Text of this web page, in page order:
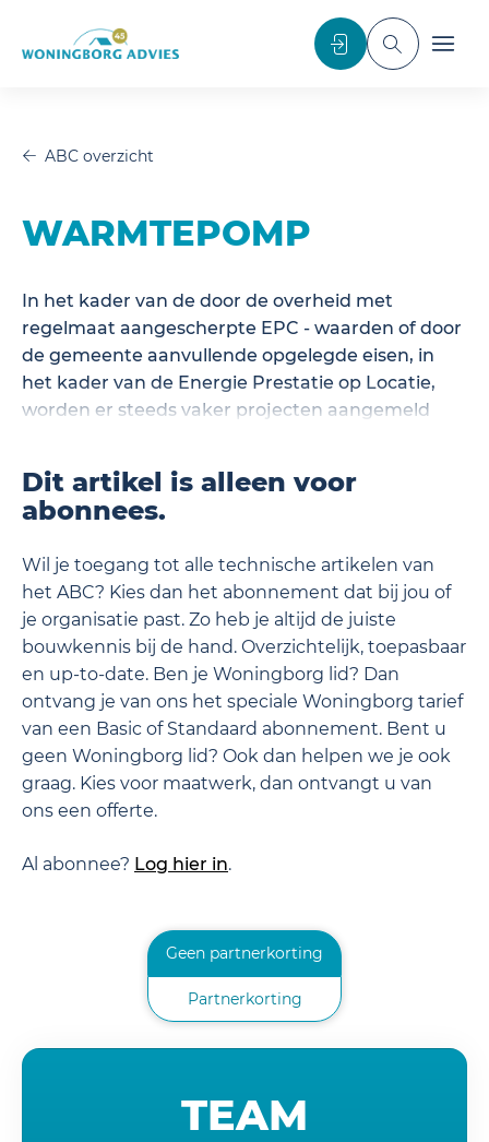
InloggenToggle
ABC overzicht
WARMTEPOMP
In het kader van de door de overheid met
regelmaat aangescherpte EPC - waarden of door
de gemeente aanvullende opgelegde eisen, in
het kader van de Energie Prestatie op Locatie,
worden er steeds vaker projecten aangemeld
Dit artikel is alleen voor
abonnees.
Wil je toegang tot alle technische artikelen van
het ABC? Kies dan het abonnement dat bij jou of
je organisatie past. Zo heb je altijd de juiste
bouwkennis bij de hand. Overzichtelijk, toepasbaar
en up-to-date. Ben je Woningborg lid? Dan
ontvang je van ons het speciale Woningborg tarief
van een Basic of Standaard abonnement. Bent u
geen Woningborg lid? Ook dan helpen we je ook
graag. Kies voor maatwerk, dan ontvangt u van
ons een offerte.
Al abonnee? Log hier in.
Geen partnerkorting
Partnerkorting
TEAM